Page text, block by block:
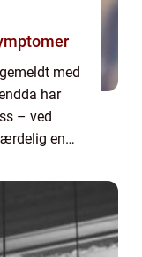
med
har
– ved
en